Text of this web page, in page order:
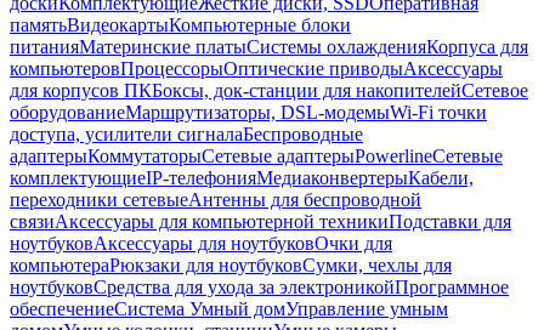
памятьВидеокартыКомпьютерные блоки
питанияМатеринские платыСистемы охлажденияКорпуса для
компьютеровПроцессорыОптические приводыАксессуары
для корпусов ПКБоксы, док-станции для накопителейСетевое
оборудованиеМаршрутизаторы, DSL-модемыWi-Fi точки
доступа, усилители сигналаБеспроводные
адаптерыКоммутаторыСетевые адаптерыPowerlineСетевые
комплектующиеIP-телефонияМедиаконвертерыКабели,
переходники сетевыеАнтенны для беспроводной
связиАксессуары для компьютерной техникиПодставки для
ноутбуковАксессуары для ноутбуковОчки для
компьютераРюкзаки для ноутбуковСумки, чехлы для
ноутбуковСредства для ухода за электроникойПрограммное
обеспечениеСистема Умный домУправление умным